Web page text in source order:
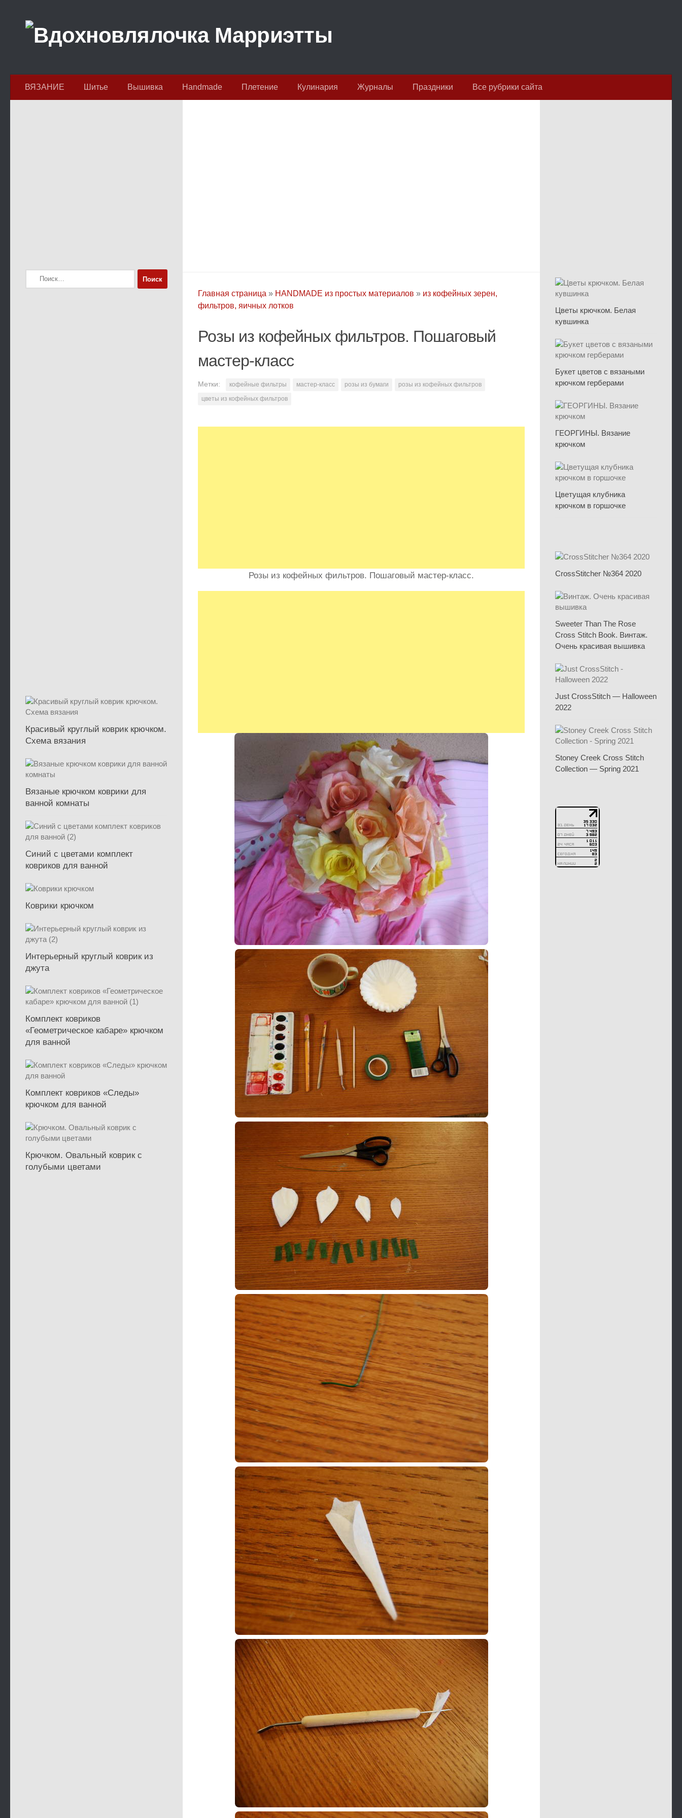
ВЯЗАНИЕ Шитье Вышивка Handmade Плетение Кулинария Журналы Праздники Все рубрики сайта
Главная страница » HANDMADE из простых материалов » из кофейных зерен,
фильтров, яичных лотков
Розы из кофейных фильтров. Пошаговый
мастер-класс
Метки: кофейные фильтры мастер-класс розы из бумаги
розы из кофейных фильтров
цветы из кофейных фильтров
Розы из кофейных фильтров. Пошаговый мастер-класс.
Найти:
Красивый круглый коврик крючком.
Схема вязания
Вязаные крючком коврики для
ванной комнаты
Синий с цветами комплект
ковриков для ванной
Коврики крючком
Интерьерный круглый коврик из
джута
Комплект ковриков
«Геометрическое кабаре» крючком
для ванной
Комплект ковриков «Следы»
крючком для ванной
Крючком. Овальный коврик с
голубыми цветами
Цветы крючком. Белая
кувшинка
Букет цветов с вязаными
крючком герберами
ГЕОРГИНЫ. Вязание
крючком
Цветущая клубника
крючком в горшочке
CrossStitcher №364 2020
Sweeter Than The Rose
Cross Stitch Book. Винтаж.
Очень красивая вышивка
Just CrossStitch — Halloween
2022
Stoney Creek Cross Stitch
Collection — Spring 2021